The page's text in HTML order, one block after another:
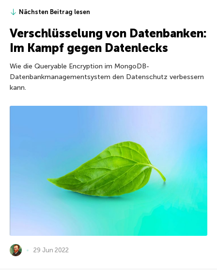
Nächsten Beitrag lesen
Verschlüsselung von Datenbanken:
Im Kampf gegen Datenlecks
Wie die Queryable Encryption im MongoDB-
Datenbankmanagementsystem den Datenschutz verbessern
kann.
29 Jun 2022